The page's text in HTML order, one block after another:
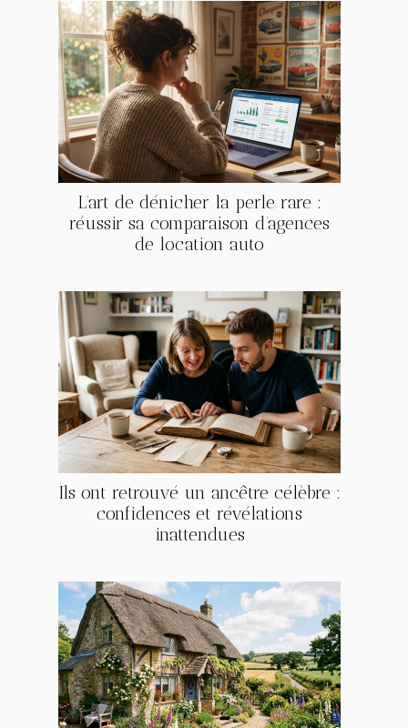
L’art de dénicher la perle rare :
réussir sa comparaison d’agences
de location auto
Ils ont retrouvé un ancêtre célèbre :
confidences et révélations
inattendues